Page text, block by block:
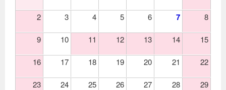
2 3 4 5 6 7 8
9 10 11 12 13 14 15
16 17 18 19 20 21 22
23 24 25 26 27 28 29